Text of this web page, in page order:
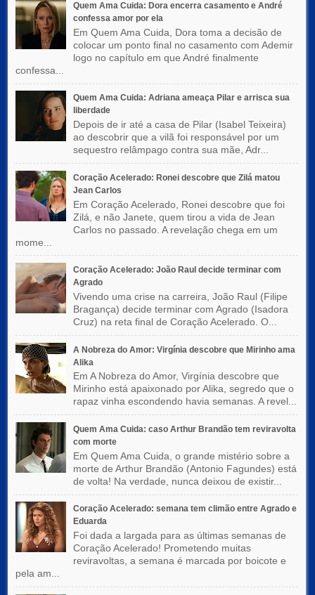
Quem Ama Cuida: Dora encerra casamento e André
confessa amor por ela
Em Quem Ama Cuida, Dora toma a decisão de
colocar um ponto final no casamento com Ademir
logo no capítulo em que André finalmente
confessa...
Quem Ama Cuida: Adriana ameaça Pilar e arrisca sua
liberdade
Depois de ir até a casa de Pilar (Isabel Teixeira)
ao descobrir que a vilã foi responsável por um
sequestro relâmpago contra sua mãe, Adr...
Coração Acelerado: Ronei descobre que Zilá matou
Jean Carlos
Em Coração Acelerado, Ronei descobre que foi
Zilá, e não Janete, quem tirou a vida de Jean
Carlos no passado. A revelação chega em um
mome...
Coração Acelerado: João Raul decide terminar com
Agrado
Vivendo uma crise na carreira, João Raul (Filipe
Bragança) decide terminar com Agrado (Isadora
Cruz) na reta final de Coração Acelerado. O...
A Nobreza do Amor: Virgínia descobre que Mirinho ama
Alika
Em A Nobreza do Amor, Virgínia descobre que
Mirinho está apaixonado por Alika, segredo que o
rapaz vinha escondendo havia semanas. A revel...
Quem Ama Cuida: caso Arthur Brandão tem reviravolta
com morte
Em Quem Ama Cuida, o grande mistério sobre a
morte de Arthur Brandão (Antonio Fagundes) está
de volta! Na verdade, nunca deixou de existir...
Coração Acelerado: semana tem climão entre Agrado e
Eduarda
Foi dada a largada para as últimas semanas de
Coração Acelerado! Prometendo muitas
reviravoltas, a semana é marcada por boicote e
pela am...